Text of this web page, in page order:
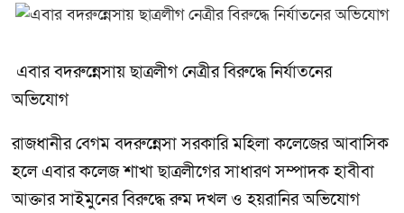
এবার বদরুন্নেসায় ছাত্রলীগ নেত্রীর বিরুদ্ধে নির্যাতনের
অভিযোগ
রাজধানীর বেগম বদরুন্নেসা সরকারি মহিলা কলেজের আবাসিক
হলে এবার কলেজ শাখা ছাত্রলীগের সাধারণ সম্পাদক হাবীবা
আক্তার সাইমুনের বিরুদ্ধে রুম দখল ও হয়রানির অভিযোগ